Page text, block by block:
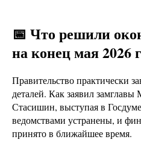
📅 Что решили
на конец мая 2026
Правительство практически
деталей. Как заявил
Стасишин, выступая в
ведомствами устранены, и
принято в ближайшее время.